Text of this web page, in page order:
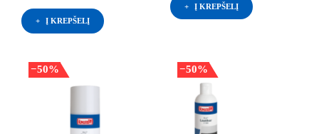
Į KREPŠELĮ
Į KREPŠELĮ
−50% −50%